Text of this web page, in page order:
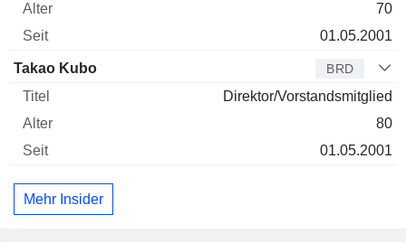
70
01.05.2001
Takao Kubo BRD
Direktor/Vorstandsmitglied
80
01.05.2001
Mehr Insider